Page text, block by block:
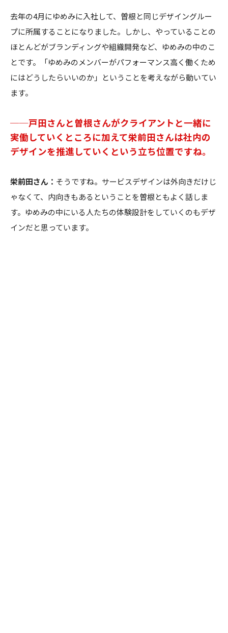
去年の4月にゆめみに入社して、曽根と同じデザイングルー
プに所属することになりました。しかし、やっていることの
ほとんどがブランディングや組織開発など、ゆめみの中のこ
とです。「ゆめみのメンバーがパフォーマンス高く働くため
にはどうしたらいいのか」ということを考えながら動いてい
ます。
──戸田さんと曽根さんがクライアントと一緒に
実働していくところに加えて栄前田さんは社内の
デザインを推進していくという立ち位置ですね。
栄前田さん： そうですね。サービスデザインは外向きだけじ
ゃなくて、内向きもあるということを曽根ともよく話しま
す。ゆめみの中にいる人たちの体験設計をしていくのもデザ
インだと思っています。